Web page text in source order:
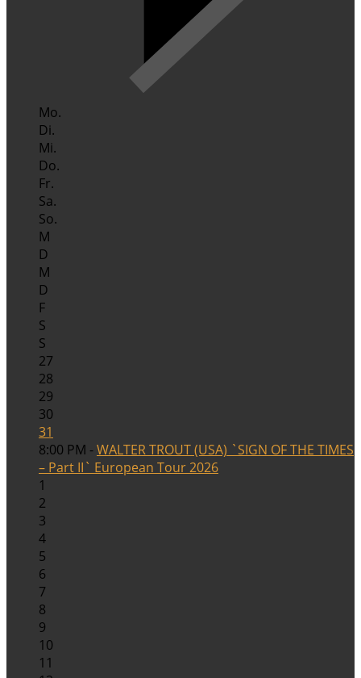
Mo.
Di.
Mi.
Do.
Fr.
Sa.
So.
M
D
M
D
F
S
S
27
28
29
30
31
8:00 PM -WALTER TROUT (USA) `SIGN OF THE TIMES
– Part II` European Tour 2026
1
2
3
4
5
6
7
8
9
10
11